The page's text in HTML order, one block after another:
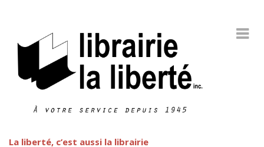
La liberté, c’est aussi la librairie